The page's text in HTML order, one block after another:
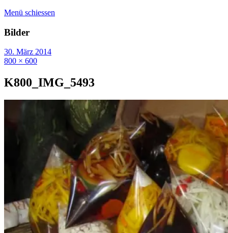
Menü schiessen
Bilder
30. März 2014
800 × 600
K800_IMG_5493